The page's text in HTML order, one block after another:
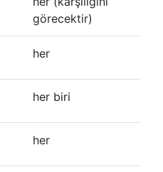
görecektir)
her
her biri
her